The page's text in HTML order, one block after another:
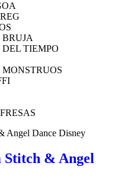
BRUJA
DEL TIEMPO
Stitch & Angel